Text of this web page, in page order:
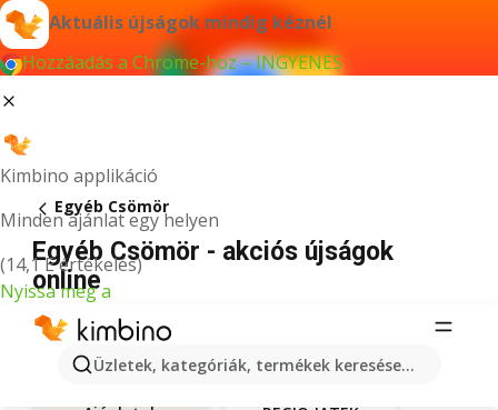
Aktuális újságok mindig kéznél
Hozzáadás a Chrome-hoz – INGYENES
Kimbino applikáció
Minden ajánlat egy helyen
(14,1 E értékelés)
Nyissa meg a
Üzletek, kategóriák, termékek keresése...
Egyéb Csömör
Egyéb Csömör - akciós újságok
online